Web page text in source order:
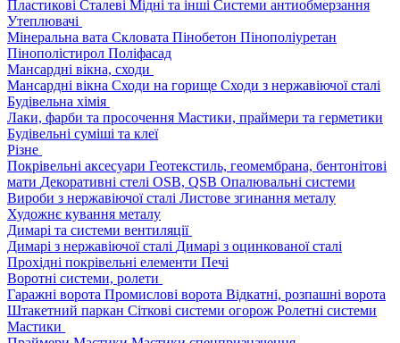
Пластикові Сталеві Мідні та інші Системи антиобмерзання
Утеплювачі
Мінеральна вата Скловата Пінобетон Пінополіуретан
Пінополістирол Поліфасад
Мансардні вікна, сходи
Мансардні вікна Сходи на горище Сходи з нержавіючої сталі
Будівельна хімія
Лаки, фарби та просочення Мастики, праймери та герметики
Будівельні суміші та клеї
Різне
Покрівельні аксесуари Геотекстиль, геомембрана, бентонітові
мати Декоративні стелі OSB, QSB Опалювальні системи
Вироби з нержавіючої сталі Листове згинання металу
Художнє кування металу
Димарі та системи вентиляції
Димарі з нержавіючої сталі Димарі з оцинкованої сталі
Прохідні покрівельні елементи Печі
Воротні системи, ролети
Гаражні ворота Промислові ворота Відкатні, розпашні ворота
Штакетний паркан Сіткові системи огорож Ролетні системи
Мастики